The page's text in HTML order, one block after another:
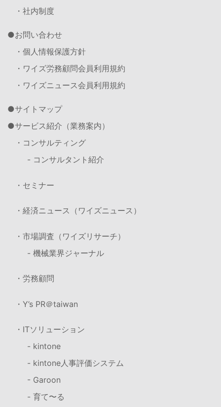
・社内制度
お問い合わせ
・個人情報保護方針
・ワイズ労務顧問会員利用規約
・ワイズニュース会員利用規約
サイトマップ
サービス紹介（業務案内）
・コンサルティング
- コンサルタント紹介
・セミナー
・経済ニュース（ワイズニュース）
・市場調査（ワイズリサーチ）
- 機械業界ジャーナル
・労務顧問
・Y’s PR＠taiwan
・ITソリューション
- kintone
- kintone人事評価システム
- Garoon
- 育て〜る